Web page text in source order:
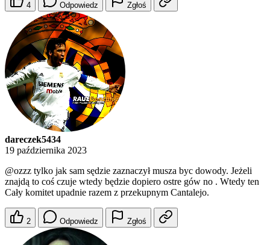
4 Odpowiedz Zgłoś
dareczek5434
19 października 2023
@ozzz tylko jak sam sędzie zaznaczył musza byc dowody. Jeżeli
znajdą to coś czuje wtedy będzie dopiero ostre gów no . Wtedy ten
Cały komitet upadnie razem z przekupnym Cantalejo.
2 Odpowiedz Zgłoś